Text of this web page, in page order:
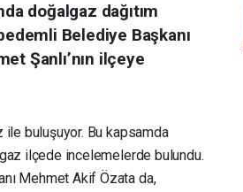
doğalgaz dağıtım
Belediye Başkanı
Şanlı’nın ilçeye
buluşuyor. Bu kapsamda
ilçede incelemelerde bulundu.
Mehmet Akif Özata da,